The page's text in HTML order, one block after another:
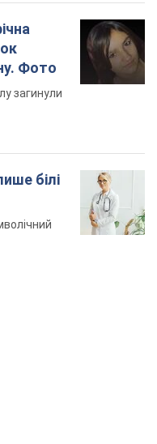
Фото
загинули
білі